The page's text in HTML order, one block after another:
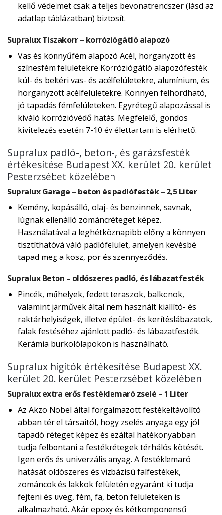
kellő védelmet csak a teljes bevonatrendszer (lásd az
adatlap táblázatban) biztosít.
Supralux Tiszakorr – korróziógátló alapozó
Vas és könnyűfém alapozó Acél, horganyzott és
színesfém felületekre Korróziógátló alapozófesték
kül- és beltéri vas- és acélfelületekre, alumínium, és
horganyzott acélfelületekre. Könnyen felhordható,
jó tapadás fémfelületeken. Egyrétegű alapozással is
kiváló korrózióvédő hatás. Megfelelő, gondos
kivitelezés esetén 7-10 év élettartam is elérhető.
Supralux padló-, beton-, és garázsfesték
értékesítése Budapest XX. kerület 20. kerület
Pesterzsébet közelében
Supralux Garage – beton és padlófesték – 2,5 Liter
Kemény, kopásálló, olaj- és benzinnek, savnak,
lúgnak ellenálló zománcréteget képez.
Használatával a leghétköznapibb előny a könnyen
tisztíthatóvá váló padlófelület, amelyen kevésbé
tapad meg a kosz, por és szennyeződés.
Supralux Beton – oldószeres padló, és lábazatfesték
Pincék, műhelyek, fedett teraszok, balkonok,
valamint járművek által nem használt kiállító- és
raktárhelyiségek, illetve épület- és kerítéslábazatok,
falak festéséhez ajánlott padló- és lábazatfesték.
Kerámia burkolólapokon is használható.
Supralux hígítók értékesítése Budapest XX.
kerület 20. kerület Pesterzsébet közelében
Supralux extra erős festéklemaró zselé – 1 Liter
Az Akzo Nobel által forgalmazott festékeltávolító
abban tér el társaitól, hogy zselés anyaga egy jól
tapadó réteget képez és ezáltal hatékonyabban
tudja felbontani a festékrétegek térhálós kötését.
Igen erős és univerzális anyag. A festéklemaró
hatását oldószeres és vízbázisú falfestékek,
zománcok és lakkok felületén egyaránt ki tudja
fejteni és üveg, fém, fa, beton felületeken is
alkalmazható. Akár epoxy és kétkomponensű